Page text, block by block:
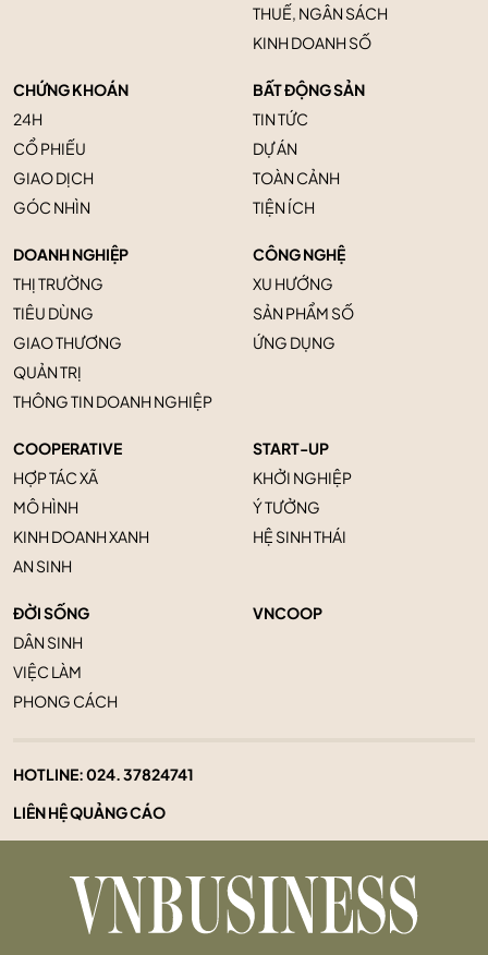
THUẾ, NGÂN SÁCH
KINH DOANH SỐ
CHỨNG KHOÁN
24H
CỔ PHIẾU
GIAO DỊCH
GÓC NHÌN
BẤT ĐỘNG SẢN
TIN TỨC
DỰ ÁN
TOÀN CẢNH
TIỆN ÍCH
DOANH NGHIỆP
THỊ TRƯỜNG
TIÊU DÙNG
GIAO THƯƠNG
QUẢN TRỊ
THÔNG TIN DOANH NGHIỆP
CÔNG NGHỆ
XU HƯỚNG
SẢN PHẨM SỐ
ỨNG DỤNG
COOPERATIVE
HỢP TÁC XÃ
MÔ HÌNH
KINH DOANH XANH
AN SINH
START-UP
KHỞI NGHIỆP
Ý TƯỞNG
HỆ SINH THÁI
ĐỜI SỐNG
DÂN SINH
VIỆC LÀM
PHONG CÁCH
VNCOOP
HOTLINE:024. 37824741
LIÊN HỆ QUẢNG CÁO